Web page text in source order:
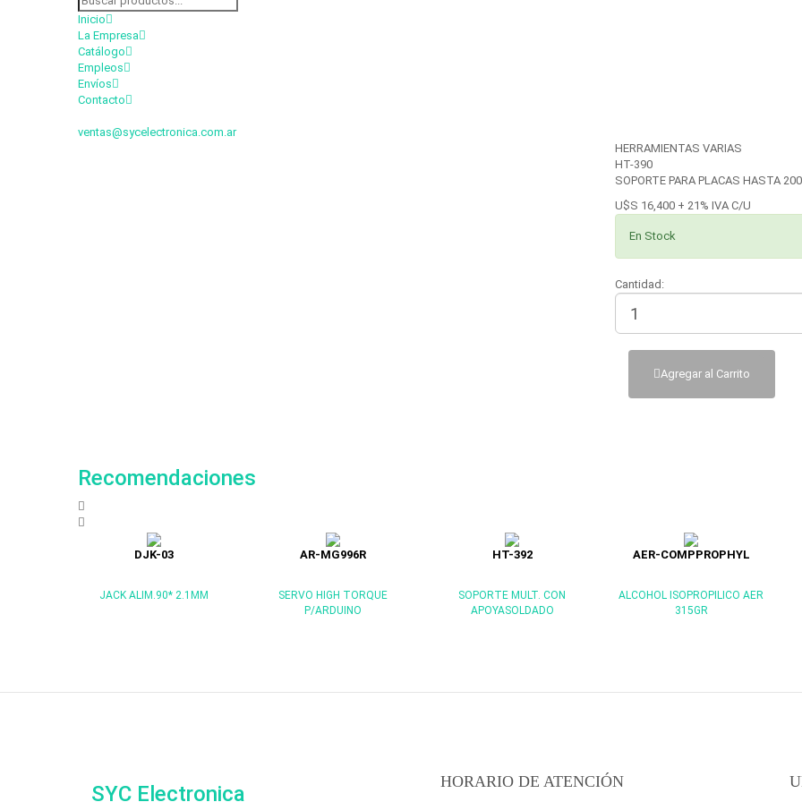
Inicio
La Empresa
Catálogo
Empleos
Envíos
Contacto
ventas@sycelectronica.com.ar
HERRAMIENTAS VARIAS
HT-390
SOPORTE PARA PLACAS HASTA
U$S 16,400 + 21% IVA C/U
En Stock
Cantidad:
Agregar al Carrito
Recomendaciones
DJK-03
JACK ALIM.90* 2.1MM
AR-MG996R
SERVO HIGH TORQUE
P/ARDUINO
HT-392
SOPORTE MULT. CON
APOYASOLDADO
AER-COMPPROPHYL
ALCOHOL ISOPROPILICO AER
315GR
SYC Electronica HORARIO DE ATENCIÓN